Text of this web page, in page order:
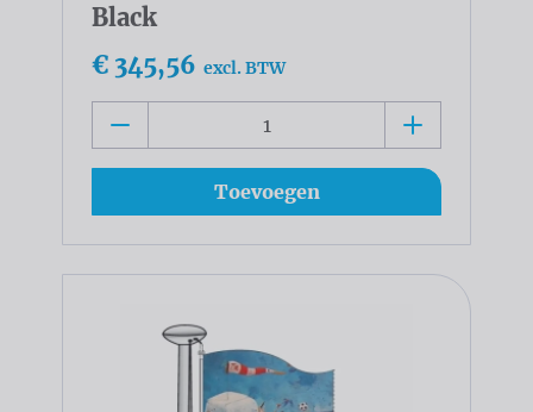
Black
€ 345,56 excl. BTW
Toevoegen